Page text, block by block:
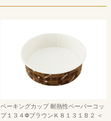
ベーキングカップ 耐熱性ペーパーコッ
プ１３４ΦブラウンＫ８１３１Ｂ２ ＜